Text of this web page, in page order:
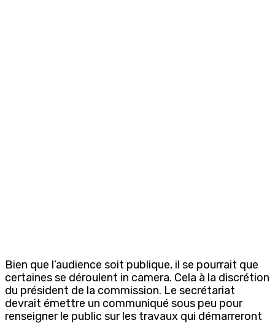
Bien que l’audience soit publique, il se pourrait que
certaines se déroulent in camera. Cela à la discrétion
du président de la commission. Le secrétariat
devrait émettre un communiqué sous peu pour
renseigner le public sur les travaux qui démarreront